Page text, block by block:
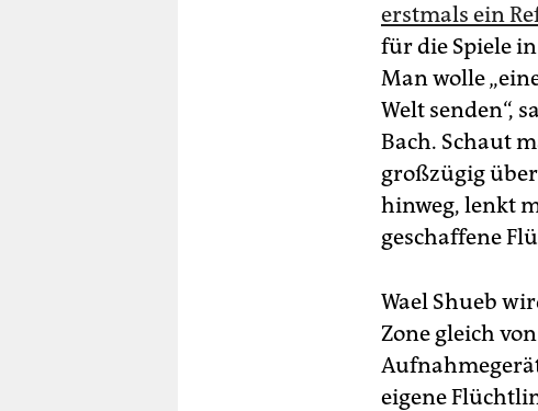
erstmals ein
für die Spiele
Man wolle
Welt senden“,
Bach. Schaut
großzügig
hinweg, lenkt
geschaffene
Wael Shueb
Zone gleich
eigene